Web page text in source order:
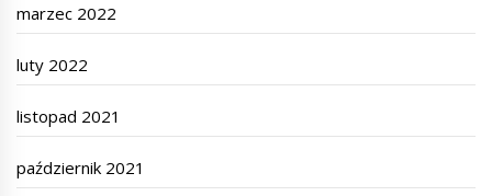
marzec 2022
luty 2022
listopad 2021
październik 2021